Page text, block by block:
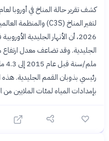
2026، أن الأنهار الجليدية
رئيسي بذوبان القمم الجليدية. هذه
بإمدادات المياه لمئات الملايين من
🎯
6سؤال 🟡 متوسط